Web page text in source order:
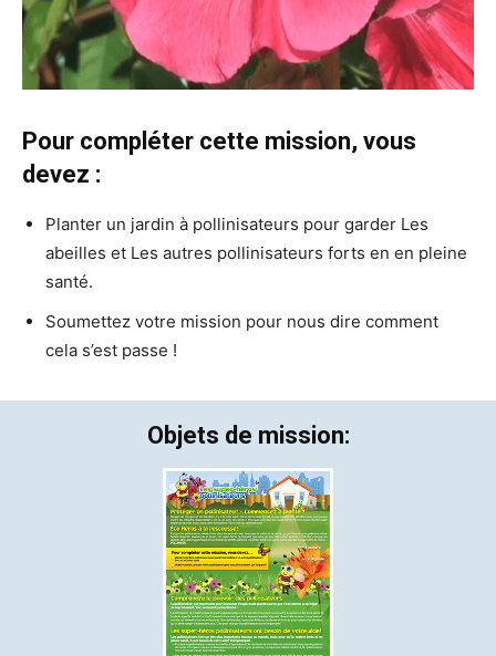
Pour compléter cette mission, vous
devez :
Planter un jardin à pollinisateurs pour garder Les
abeilles et Les autres pollinisateurs forts en en pleine
santé.
Soumettez votre mission pour nous dire comment
cela s’est passe !
Objets de mission: